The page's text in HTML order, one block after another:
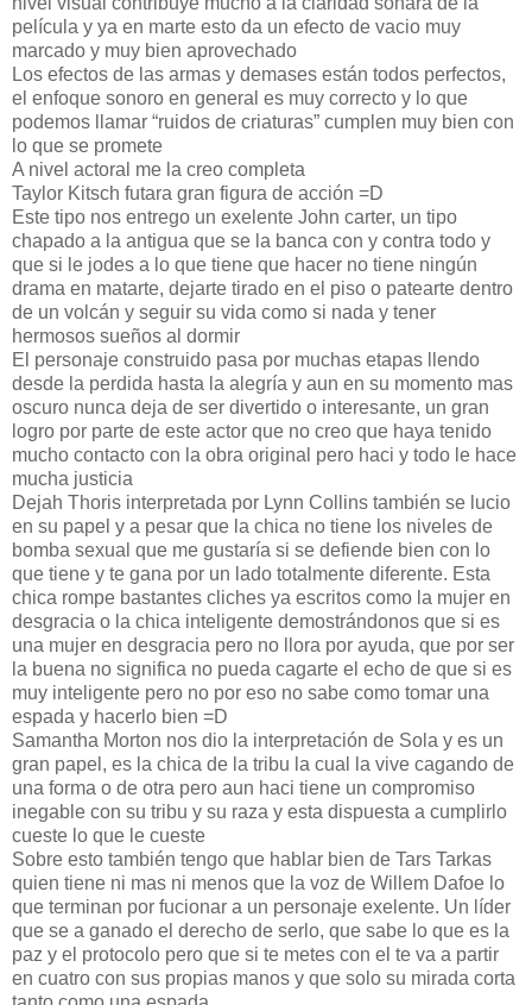
película y ya en marte esto da un efecto de vacio muy
marcado y muy bien aprovechado
Los efectos de las armas y demases están todos perfectos,
el enfoque sonoro en general es muy correcto y lo que
podemos llamar “ruidos de criaturas” cumplen muy bien con
lo que se promete
A nivel actoral me la creo completa
Taylor Kitsch futara gran figura de acción =D
Este tipo nos entrego un exelente John carter, un tipo
chapado a la antigua que se la banca con y contra todo y
que si le jodes a lo que tiene que hacer no tiene ningún
drama en matarte, dejarte tirado en el piso o patearte dentro
de un volcán y seguir su vida como si nada y tener
hermosos sueños al dormir
El personaje construido pasa por muchas etapas llendo
desde la perdida hasta la alegría y aun en su momento mas
oscuro nunca deja de ser divertido o interesante, un gran
logro por parte de este actor que no creo que haya tenido
mucho contacto con la obra original pero haci y todo le hace
mucha justicia
Dejah Thoris interpretada por Lynn Collins también se lucio
en su papel y a pesar que la chica no tiene los niveles de
bomba sexual que me gustaría si se defiende bien con lo
que tiene y te gana por un lado totalmente diferente. Esta
chica rompe bastantes cliches ya escritos como la mujer en
desgracia o la chica inteligente demostrándonos que si es
una mujer en desgracia pero no llora por ayuda, que por ser
la buena no significa no pueda cagarte el echo de que si es
muy inteligente pero no por eso no sabe como tomar una
espada y hacerlo bien =D
Samantha Morton nos dio la interpretación de Sola y es un
gran papel, es la chica de la tribu la cual la vive cagando de
una forma o de otra pero aun haci tiene un compromiso
inegable con su tribu y su raza y esta dispuesta a cumplirlo
cueste lo que le cueste
Sobre esto también tengo que hablar bien de Tars Tarkas
quien tiene ni mas ni menos que la voz de Willem Dafoe lo
que terminan por fucionar a un personaje exelente. Un líder
que se a ganado el derecho de serlo, que sabe lo que es la
paz y el protocolo pero que si te metes con el te va a partir
en cuatro con sus propias manos y que solo su mirada corta